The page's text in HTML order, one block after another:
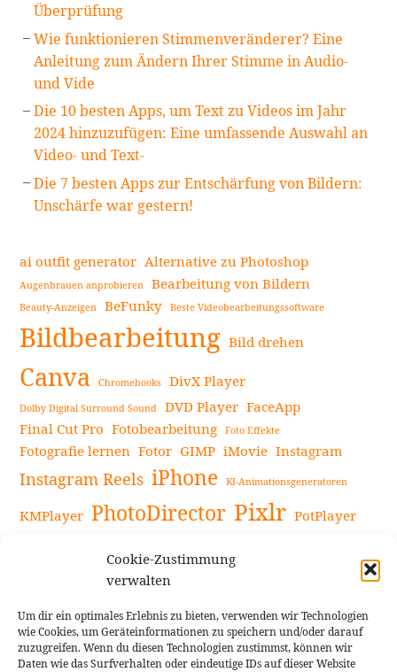
Cookie-Zustimmung
verwalten
Um dir ein optimales Erlebnis zu bieten, verwenden wir Technologien
wie Cookies, um Geräteinformationen zu speichern und/oder darauf
zuzugreifen. Wenn du diesen Technologien zustimmst, können wir
Daten wie das Surfverhalten oder eindeutige IDs auf dieser Website
Überprüfung
Wie funktionieren Stimmenveränderer? Eine
Anleitung zum Ändern Ihrer Stimme in Audio-
und Vide
Die 10 besten Apps, um Text zu Videos im Jahr
2024 hinzuzufügen: Eine umfassende Auswahl an
Video- und Text-
Die 7 besten Apps zur Entschärfung von Bildern:
Unschärfe war gestern!
ai outfit generator Alternative zu Photoshop
Augenbrauen anprobieren Bearbeitung von Bildern
Beauty-Anzeigen BeFunky Beste Videobearbeitungssoftware
Bildbearbeitung Bild drehen
Canva Chromebooks DivX Player
Dolby Digital Surround Sound DVD Player FaceApp
Final Cut Pro Fotobearbeitung Foto Effekte
Fotografie lernen Fotor GIMP iMovie Instagram
Instagram Reels iPhone KI-Animationsgeneratoren
KMPlayer PhotoDirector Pixlr PotPlayer
Snapseed
Videoaufnahmen Tipps Videobearbeitung
Videoeffekte Vlogit YouTube-Kanal YouTube-Videos